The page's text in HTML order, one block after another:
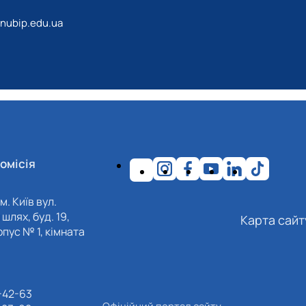
Київ вул.
шлях, буд. 19,
№ 1, кімната
63
Карта